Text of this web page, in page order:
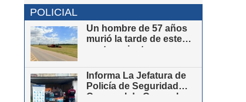
POLICIAL
Un hombre de 57 años
murió la tarde de este
martes mientras
de cámaras de seguridad
en el cruce de las rutas
provinciales 67 y 85
Informa La Jefatura de
Policía de Seguridad
Comunal de Coronel